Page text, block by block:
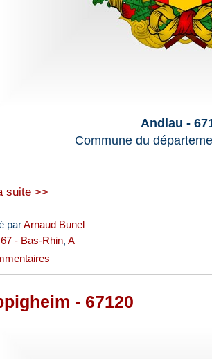
Andlau -
Commune du
suite >>
parArnaud Bunel
67 - Bas-Rhin, A
- 67120